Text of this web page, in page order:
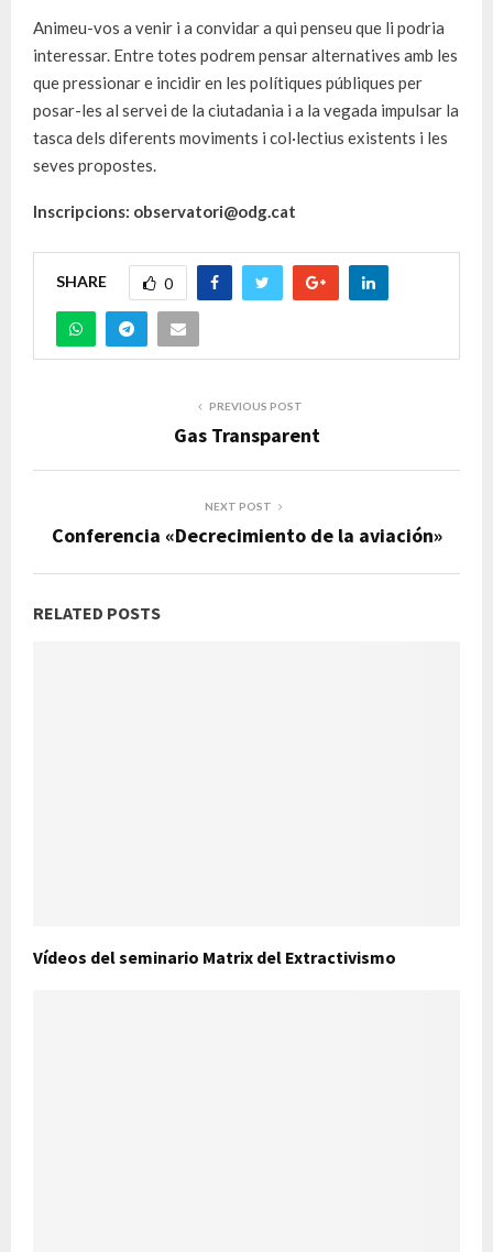
Animeu-vos a venir i a convidar a qui penseu que li podria
interessar. Entre totes podrem pensar alternatives amb les
que pressionar e incidir en les polítiques públiques per
posar-les al servei de la ciutadania i a la vegada impulsar la
tasca dels diferents moviments i col·lectius existents i les
seves propostes.
Inscripcions: observatori@odg.cat
SHARE 0
PREVIOUS POST
Gas Transparent
NEXT POST
Conferencia «Decrecimiento de la aviación»
RELATED POSTS
Vídeos del seminario Matrix del Extractivismo